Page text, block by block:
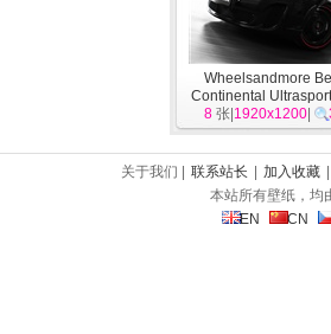
Wheelsandmore
Continental
2010 宾利[汽车
8 张| 1920x1200
关于我们 | 联系站长 加入收藏
本站所有壁纸，均
EN
CN